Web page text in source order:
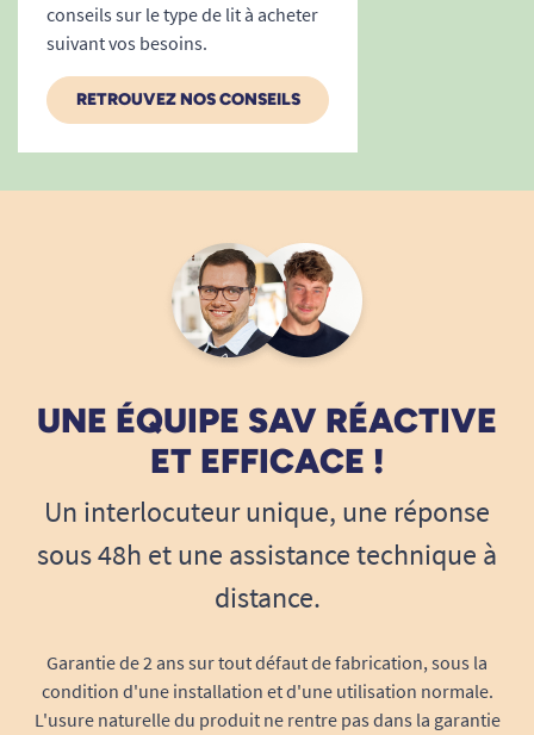
conseils sur le type de lit à acheter
suivant vos besoins.
RETROUVEZ NOS CONSEILS
UNE ÉQUIPE SAV RÉACTIVE
ET EFFICACE !
Un interlocuteur unique, une réponse
sous 48h et une assistance technique à
distance.
Garantie de 2 ans sur tout défaut de fabrication, sous la
condition d'une installation et d'une utilisation normale.
L'usure naturelle du produit ne rentre pas dans la garantie